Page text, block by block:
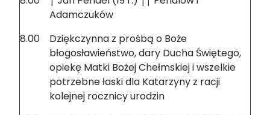
Adamczuków
8.00
Dziękczynna z prośbą o Boże
błogosławieństwo, dary Ducha Świętego,
opiekę Matki Bożej Chełmskiej i wszelkie
potrzebne łaski dla Katarzyny z racji
kolejnej rocznicy urodzin